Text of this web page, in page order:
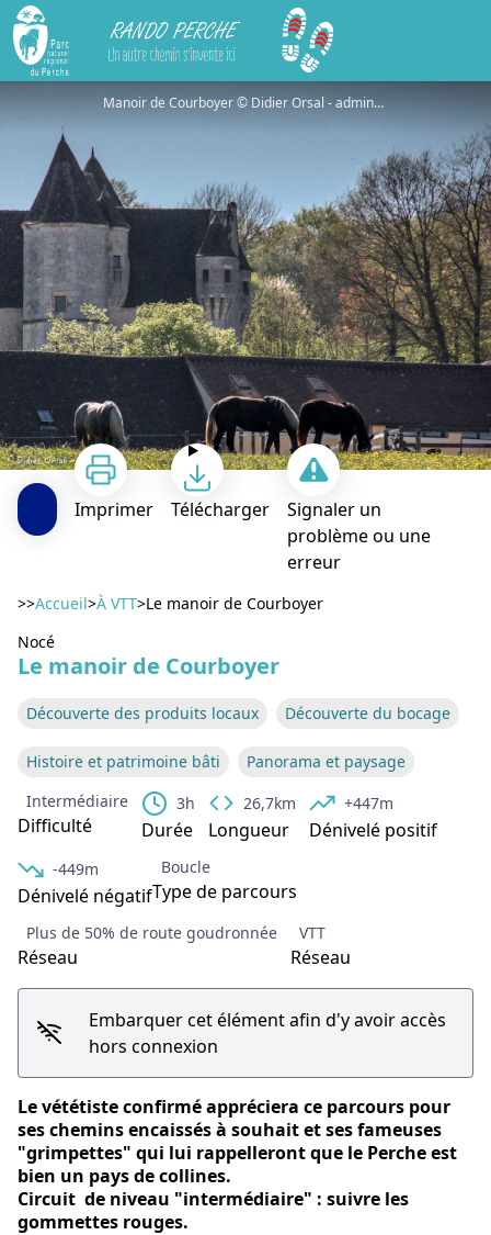
Rando Perche
Le manoir de Courboyer Manoir de Courboyer © Didier Orsal - admin-pnrp
Voir l'image en plein écran
Imprimer Télécharger
Signaler un
problème ou une
erreur
>>Accueil>À VTT>Le manoir de Courboyer
Nocé
Le manoir de Courboyer
Découverte des produits locaux Découverte du bocage
Histoire et patrimoine bâti
Panorama et paysage
Intermédiaire
Difficulté
3h
Durée
26,7km
Longueur
+447m
Dénivelé positif
-449m
Dénivelé négatif
Boucle
Type de parcours
Plus de 50% de route goudronnée
Réseau
VTT
Réseau
Embarquer cet élément afin d'y avoir accès
hors connexion
Le vététiste confirmé appréciera ce parcours pour
ses chemins encaissés à souhait et ses fameuses
"grimpettes" qui lui rappelleront que le Perche est
bien un pays de collines.
Circuit de niveau "intermédiaire" : suivre les
gommettes rouges.